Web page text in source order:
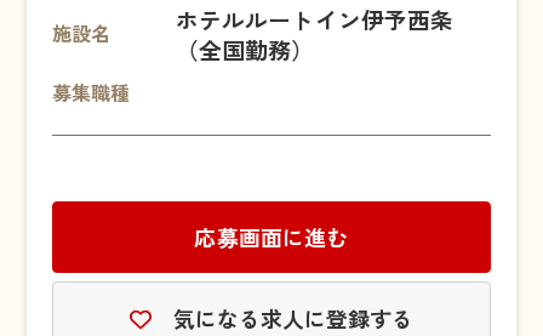
施設名
ホテルルートイン伊予西条
（全国勤務）
募集職種
応募画面に進む
気になる求人に登録する